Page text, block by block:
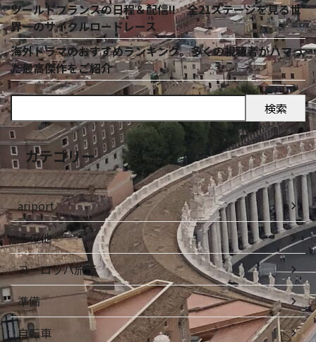
ツールドフランスの日程＆配信!! 全21ステージを見る世
界一のサイクルロードレース
海外ドラマのおすすめランキング。多くの視聴者がハマっ
た最高傑作をご紹介
検索
カテゴリー
ariport
その他
ヨーロッパ旅行
準備
自転車